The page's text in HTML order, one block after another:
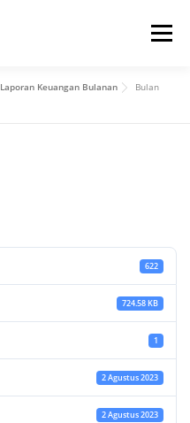
Menu
Laporan Keuangan Bulanan
Bulan
622
724.58 KB
1
2 Agustus 2023
2 Agustus 2023